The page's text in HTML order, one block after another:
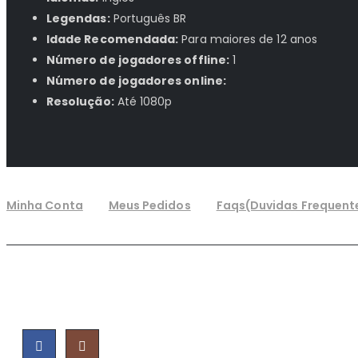
Legendas:Português BR
Idade Recomendada: Para maiores de 12 anos
Número de jogadores offline:1
Número de jogadores online:
Resolução:Até 1080p
Minha Conta Meus Pedidos Faqs(Duvidas